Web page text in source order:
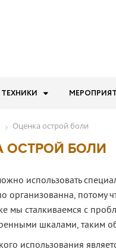
ТЕХНИКИ
Оценка острой боли
ОСТРОЙ БОЛИ
использовать
потому
мы сталкиваемся с
шкалами, таким
использования